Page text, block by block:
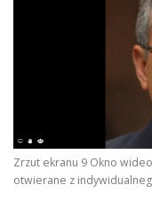
Zrzut ekranu 9 Okno
otwierane z